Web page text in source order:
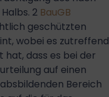
2 BauGB
geschützten
wobei es zutreffend
dass es bei der
auf einen
Bereich